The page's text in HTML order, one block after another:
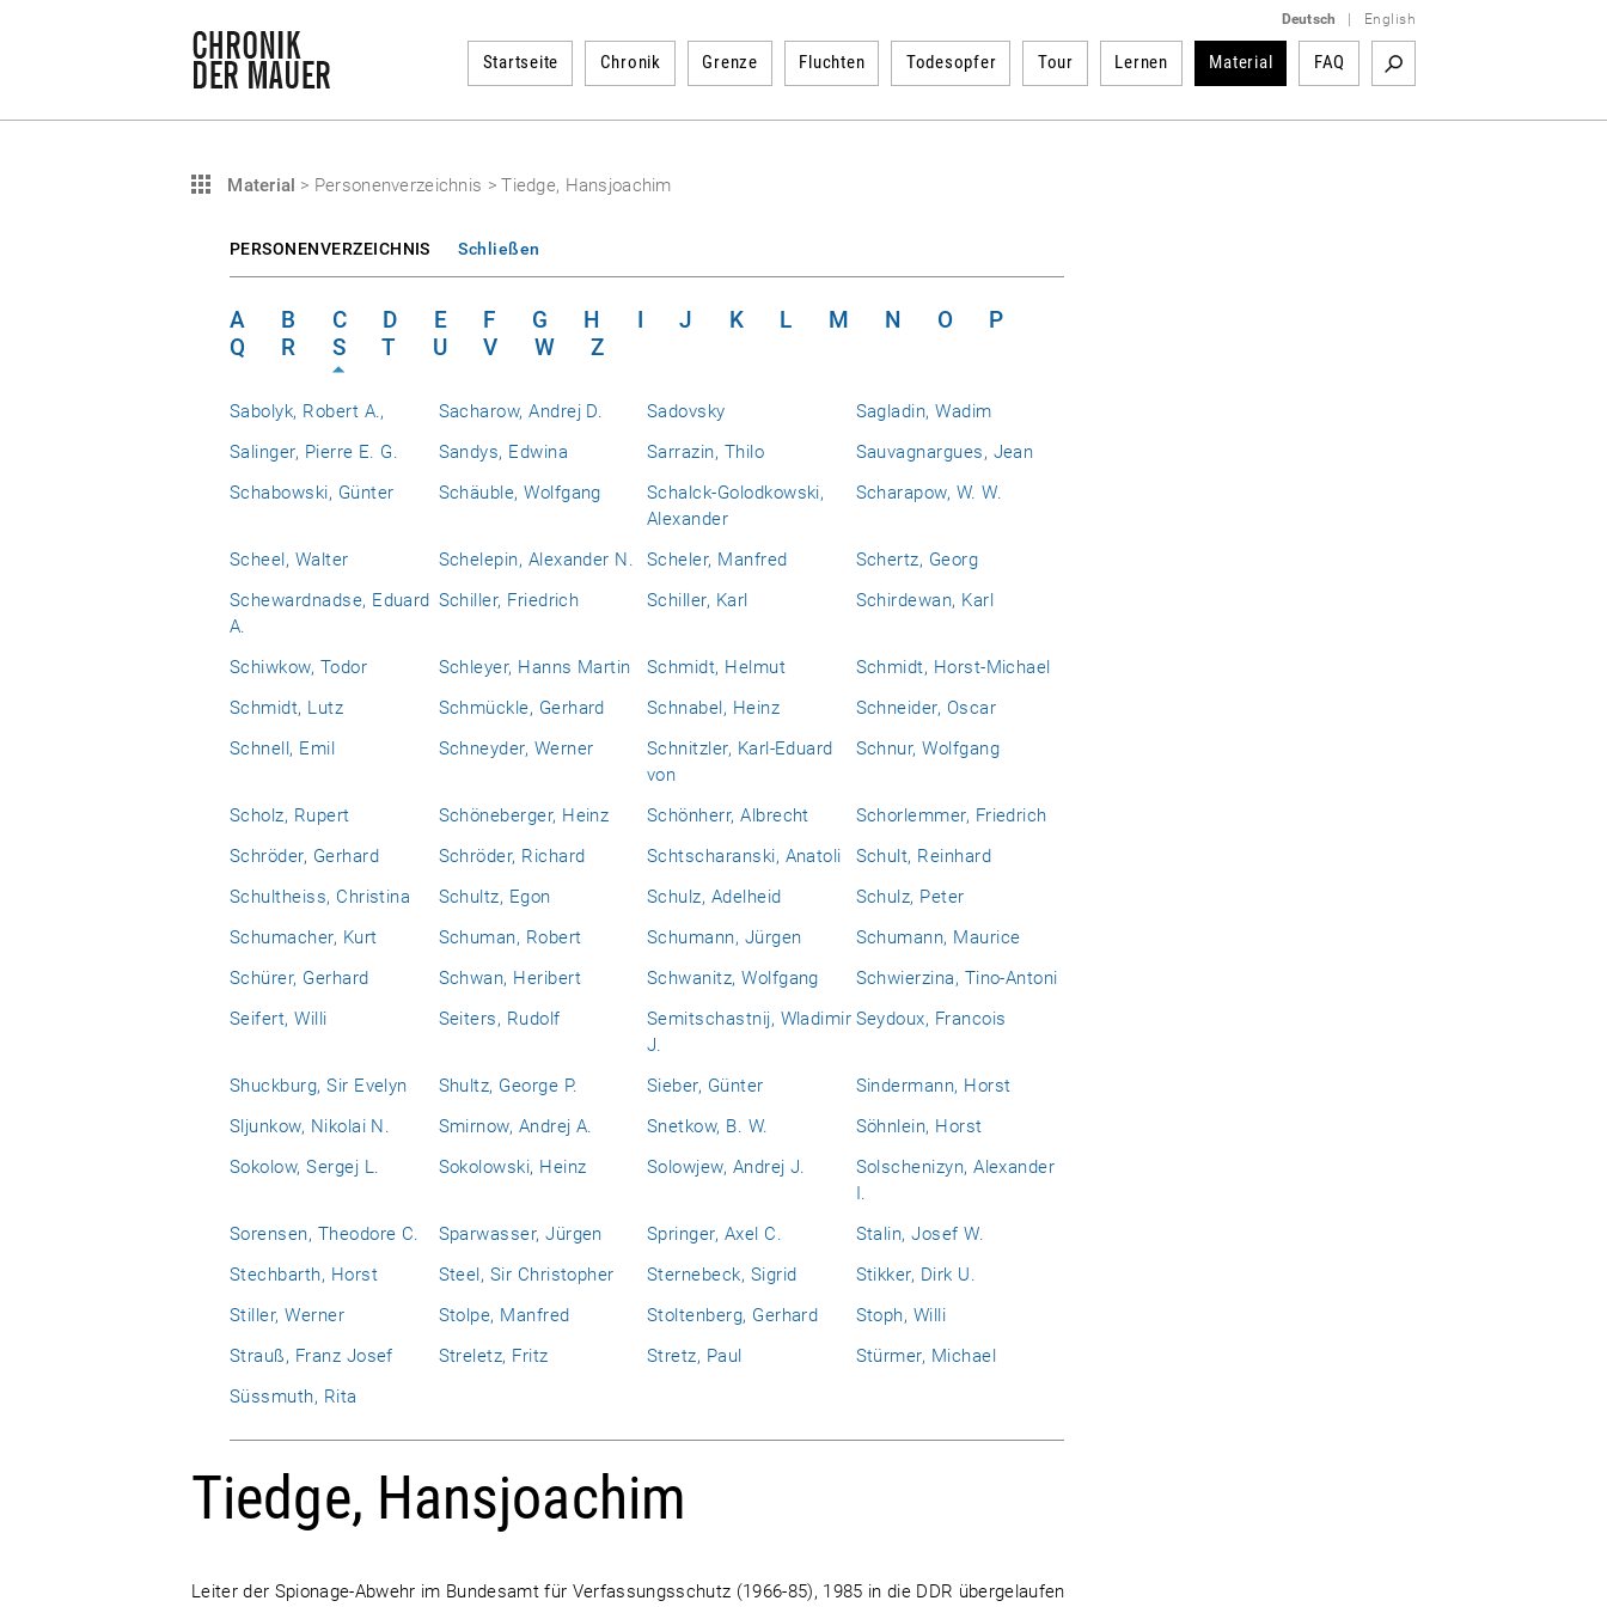
Deutsch English
Startseite Chronik Grenze Fluchten Todesopfer Tour Lernen Material FAQ
Material > Personenverzeichnis > Tiedge, Hansjoachim
PERSONENVERZEICHNIS Schließen
A B C D E F G H I J K L M N O
P
Q
R S T U V W Z
Sabolyk, Robert A., Sacharow, Andrej D. Sadovsky
Sagladin, Wadim
Salinger, Pierre E. G.
Sandys, Edwina Sarrazin, Thilo
Sauvagnargues, Jean
Schabowski, Günter
Schäuble, Wolfgang
Schalck-Golodkowski,
Alexander
Scharapow, W. W.
Scheel, Walter Schelepin, Alexander N. Scheler, Manfred
Schertz, Georg
Schewardnadse, Eduard
A.
Schiller, Friedrich Schiller, Karl Schirdewan, Karl
Schiwkow, Todor Schleyer, Hanns Martin Schmidt, Helmut
Schmidt, Horst-Michael
Schmidt, Lutz
Schmückle, Gerhard Schnabel, Heinz
Schneider, Oscar
Schnell, Emil
Schneyder, Werner
Schnitzler, Karl-Eduard
von
Schnur, Wolfgang
Scholz, Rupert Schöneberger, Heinz Schönherr, Albrecht
Schorlemmer, Friedrich
Schröder, Gerhard
Schröder, Richard Schtscharanski, Anatoli
Schult, Reinhard
Schultheiss, Christina
Schultz, Egon Schulz, Adelheid
Schulz, Peter
Schumacher, Kurt
Schuman, Robert Schumann, Jürgen
Schumann, Maurice
Schürer, Gerhard
Schwan, Heribert Schwanitz, Wolfgang
Schwierzina, Tino-Antoni
Seifert, Willi
Seiters, Rudolf
Semitschastnij, Wladimir
J.
Seydoux, Francois
Shuckburg, Sir Evelyn Shultz, George P. Sieber, Günter
Sindermann, Horst
Sljunkow, Nikolai N.
Smirnow, Andrej A. Snetkow, B. W.
Söhnlein, Horst
Sokolow, Sergej L.
Sokolowski, Heinz Solowjew, Andrej J.
Solschenizyn, Alexander
I.
Sorensen, Theodore C.
Sparwasser, Jürgen Springer, Axel C.
Stalin, Josef W.
Stechbarth, Horst
Steel, Sir Christopher Sternebeck, Sigrid
Stikker, Dirk U.
Stiller, Werner
Stolpe, Manfred Stoltenberg, Gerhard
Stoph, Willi
Strauß, Franz Josef
Streletz, Fritz Stretz, Paul
Stürmer, Michael
Süssmuth, Rita
Tiedge, Hansjoachim
Leiter der Spionage-Abwehr im Bundesamt für Verfassungsschutz (1966-85), 1985 in die DDR übergelaufen